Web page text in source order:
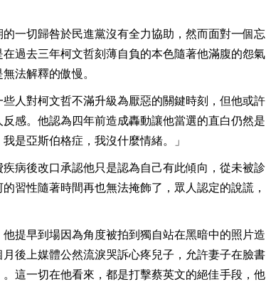
一切歸咎於民進黨沒有全力協助，然而面對一個忘
過去三年柯文哲刻薄自負的本色隨著他滿腹的怨氣
法解釋的傲慢。
人對柯文哲不滿升級為厭惡的關鍵時刻，但他或許
感。他認為四年前造成轟動讓他當選的直白仍然是
是亞斯伯格症，我沒什麼情緒。」
病後改口承認他只是認為自己有此傾向，從未被診
習性隨著時間再也無法掩飾了，眾人認定的說謊，
提早到場因為角度被拍到獨自站在黑暗中的照片造
後上媒體公然流淚哭訴心疼兒子，允許妻子在臉書
這一切在他看來，都是打擊蔡英文的絕佳手段，他